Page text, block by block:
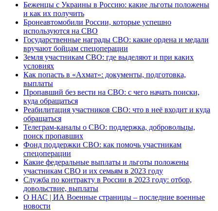
Беженцы с Украины в Россию: какие льготы положены
и как их получить
Бронеавтомобили России, которые успешно
используются на СВО
Государственные награды СВО: какие ордена и медали
вручают бойцам спецоперации
Земля участникам СВО: где выделяют и при каких
условиях
Как попасть в «Ахмат»: документы, подготовка,
выплаты
Пропавший без вести на СВО: с чего начать поиски,
куда обращаться
Реабилитация участников СВО: что в неё входит и куда
обращаться
Телеграм-каналы о СВО: поддержка, добровольцы,
поиск пропавших
Фонд поддержки СВО: как помочь участникам
спецоперации
Какие федеральные выплаты и льготы положены
участникам СВО и их семьям в 2023 году
Служба по контракту в России в 2023 году: отбор,
довольствие, выплаты
О НАС | ИА Военные страницы – последние военные
новости